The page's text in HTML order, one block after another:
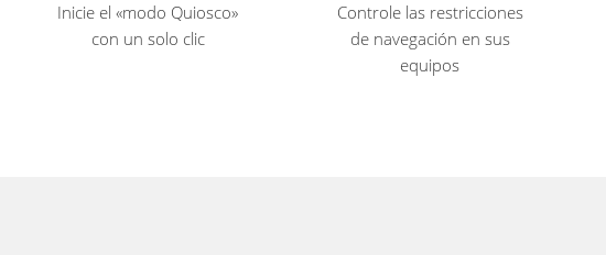
Inicie el «modo Quiosco»
con un solo clic
Controle las restricciones
de navegación en sus
equipos